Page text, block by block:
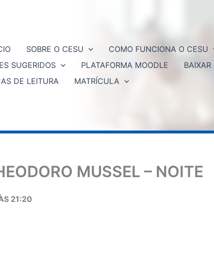
SOBRE O CESU COMO FUNCIONA O CESU
SUGERIDOS
PLATAFORMA MOODLE
DE LEITURA
MATRÍCULA
MUSSEL – NOITE
21:20